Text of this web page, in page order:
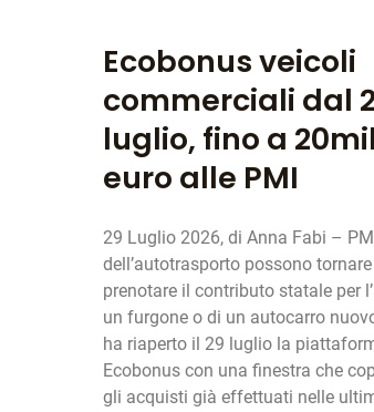
Ecobonus veicoli
commerciali dal
luglio, fino a
euro alle PMI
29 Luglio 2026, di Anna Fabi –
dell’autotrasporto possono
prenotare il contributo statale per
un furgone o di un autocarro
ha riaperto il 29 luglio la
Ecobonus con una finestra che
gli acquisti già effettuati nelle